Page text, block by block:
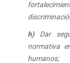
h)Dar
normativa
humanos;